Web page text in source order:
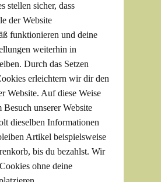
stellen sicher, dass
der Website
funktionieren und deine
weiterhin in
Durch das Setzen
erleichtern wir dir den
Website. Auf diese Weise
Besuch unserer Website
dieselben Informationen
Artikel beispielsweise
bis du bezahlst. Wir
ohne deine